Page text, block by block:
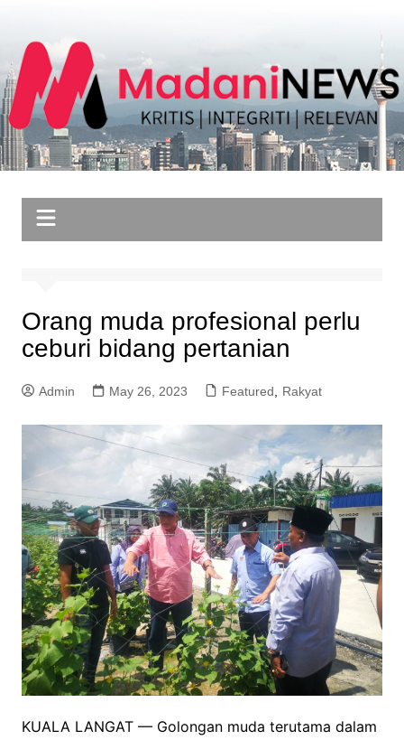
content
Orang muda profesional perlu
ceburi bidang pertanian
Admin May 26, 2023 Featured, Rakyat
KUALA LANGAT — Golongan muda terutama dalam